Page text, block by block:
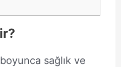
sağlık ve